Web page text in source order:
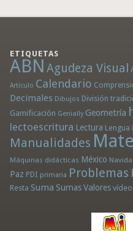
ETIQUETAS
ABN Agudeza Visual
Artículo Calendario
Decimales Dibujos División
Gamificación Genially Geometría
lectoescritura Lectura Lengua
Manualidades
Máquinas didácticas México
Paz PDI primaria Problemas
Resta Suma Sumas Valores vídeo